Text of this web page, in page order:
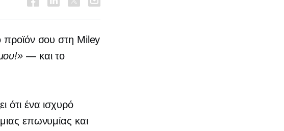
προϊόν σου στη Miley
— και το
ότι ένα ισχυρό
επωνυμίας και